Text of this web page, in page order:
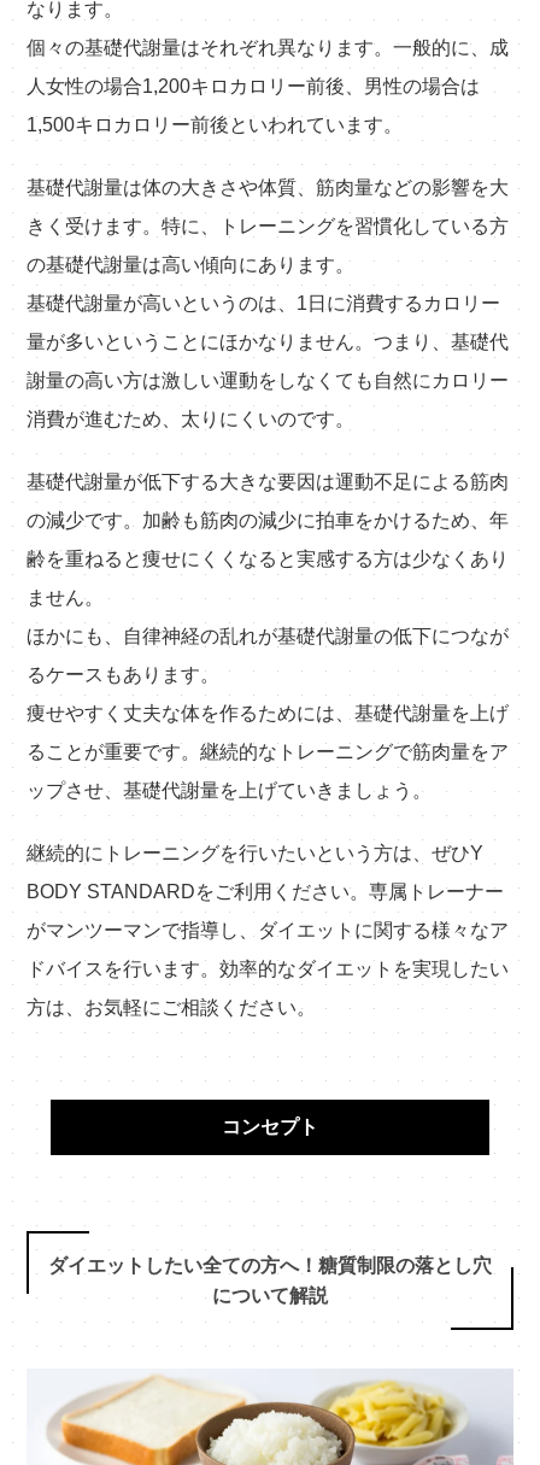
なります。
個々の基礎代謝量はそれぞれ異なります。一般的に、成
人女性の場合1,200キロカロリー前後、男性の場合は
1,500キロカロリー前後といわれています。
基礎代謝量は体の大きさや体質、筋肉量などの影響を大
きく受けます。特に、トレーニングを習慣化している方
の基礎代謝量は高い傾向にあります。
基礎代謝量が高いというのは、1日に消費するカロリー
量が多いということにほかなりません。つまり、基礎代
謝量の高い方は激しい運動をしなくても自然にカロリー
消費が進むため、太りにくいのです。
基礎代謝量が低下する大きな要因は運動不足による筋肉
の減少です。加齢も筋肉の減少に拍車をかけるため、年
齢を重ねると痩せにくくなると実感する方は少なくあり
ません。
ほかにも、自律神経の乱れが基礎代謝量の低下につなが
るケースもあります。
痩せやすく丈夫な体を作るためには、基礎代謝量を上げ
ることが重要です。継続的なトレーニングで筋肉量をア
ップさせ、基礎代謝量を上げていきましょう。
継続的にトレーニングを行いたいという方は、ぜひY
BODY STANDARDをご利用ください。専属トレーナー
がマンツーマンで指導し、ダイエットに関する様々なア
ドバイスを行います。効率的なダイエットを実現したい
方は、お気軽にご相談ください。
コンセプト
ダイエットしたい全ての方へ！糖質制限の落とし穴
について解説